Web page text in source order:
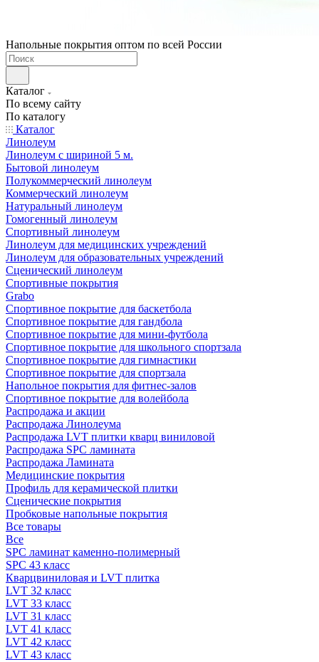
Напольные покрытия оптом по всей России
Каталог
По всему сайту
По каталогу
Каталог
Линолеум
Линолеум с шириной 5 м.
Бытовой линолеум
Полукоммерческий линолеум
Коммерческий линолеум
Натуральный линолеум
Гомогенный линолеум
Спортивный линолеум
Линолеум для медицинских учреждений
Линолеум для образовательных учреждений
Сценический линолеум
Спортивные покрытия
Grabo
Спортивное покрытие для баскетбола
Спортивное покрытие для гандбола
Спортивное покрытие для мини-футбола
Спортивное покрытие для школьного спортзала
Спортивное покрытие для гимнастики
Спортивное покрытие для спортзала
Напольное покрытия для фитнес-залов
Спортивное покрытие для волейбола
Распродажа и акции
Распродажа Линолеума
Распродажа LVT плитки кварц виниловой
Распродажа SPC ламината
Распродажа Ламината
Медицинские покрытия
Профиль для керамической плитки
Сценические покрытия
Пробковые напольные покрытия
Все товары
Все
SPC ламинат каменно-полимерный
SPC 43 класс
Кварцвиниловая и LVT плитка
LVT 32 класс
LVT 33 класс
LVT 31 класс
LVT 41 класс
LVT 42 класс
LVT 43 класс